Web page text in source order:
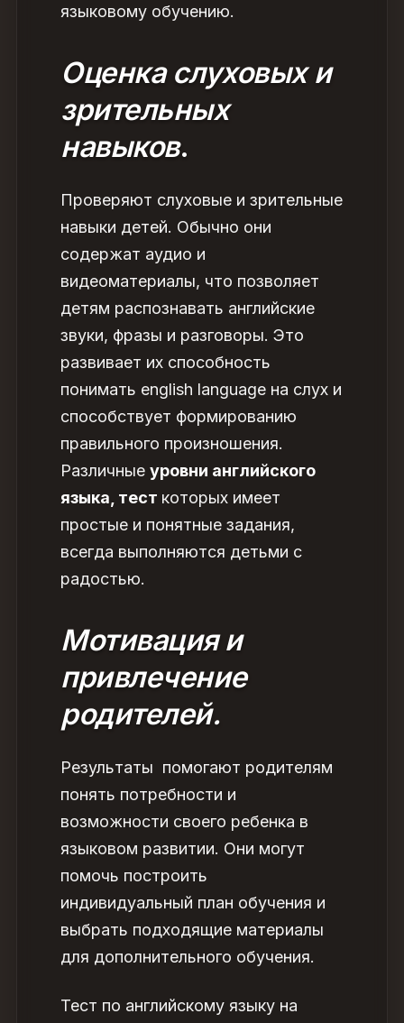
языковому обучению.
Оценка слуховых и
зрительных
навыков.
Проверяют слуховые и зрительные
навыки детей. Обычно они
содержат аудио и
видеоматериалы, что позволяет
детям распознавать английские
звуки, фразы и разговоры. Это
развивает их способность
понимать english language на слух и
способствует формированию
правильного произношения.
Различныеуровни английского
языка, тест которых имеет
простые и понятные задания,
всегда выполняются детьми с
радостью.
Мотивация и
привлечение
родителей.
Результаты помогают родителям
понять потребности и
возможности своего ребенка в
языковом развитии. Они могут
помочь построить
индивидуальный план обучения и
выбрать подходящие материалы
для дополнительного обучения.
Тест по английскому языку на